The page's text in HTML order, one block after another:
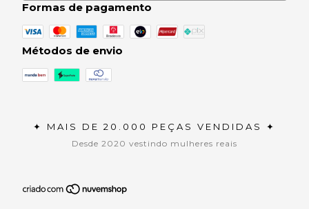
Formas de pagamento
Métodos de envio
✦ MAIS DE 20.000 PEÇAS VENDIDAS ✦
Desde 2020 vestindo mulheres reais